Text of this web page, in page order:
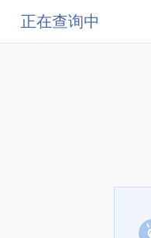
正在查询中